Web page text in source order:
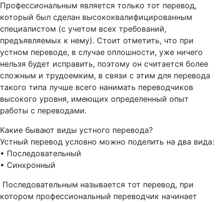
Профессиональным является только тот перевод,
который был сделан высококвалифицированным
специалистом (с учетом всех требований,
предъявляемых к нему). Стоит отметить, что при
устном переводе, в случае оплошности, уже ничего
нельзя будет исправить, поэтому он считается более
сложным и трудоемким, в связи с этим для перевода
такого типа лучше всего нанимать переводчиков
высокого уровня, имеющих определенный опыт
работы с переводами.
Какие бывают виды устного перевода?
Устный перевод условно можно поделить на два вида:
• Последовательный
• Синхронный
Последовательным называется тот перевод, при
котором профессиональный переводчик начинает